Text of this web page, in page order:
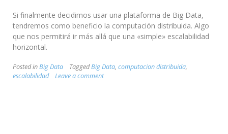
Si finalmente decidimos usar una plataforma de Big Data,
tendremos como beneficio la computación distribuida. Algo
que nos permitirá ir más allá que una «simple» escalabilidad
horizontal.
Posted inBig Data TaggedBig Data, computacion distribuida,
escalabilidad
Leave a comment